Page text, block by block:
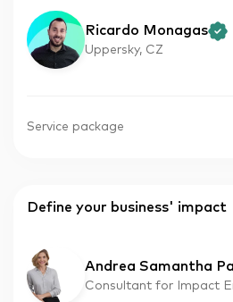
Ricardo Monagas
Uppersky, CZ
Service package
Define your business' impact
Andrea Samantha
Consultant for Impact